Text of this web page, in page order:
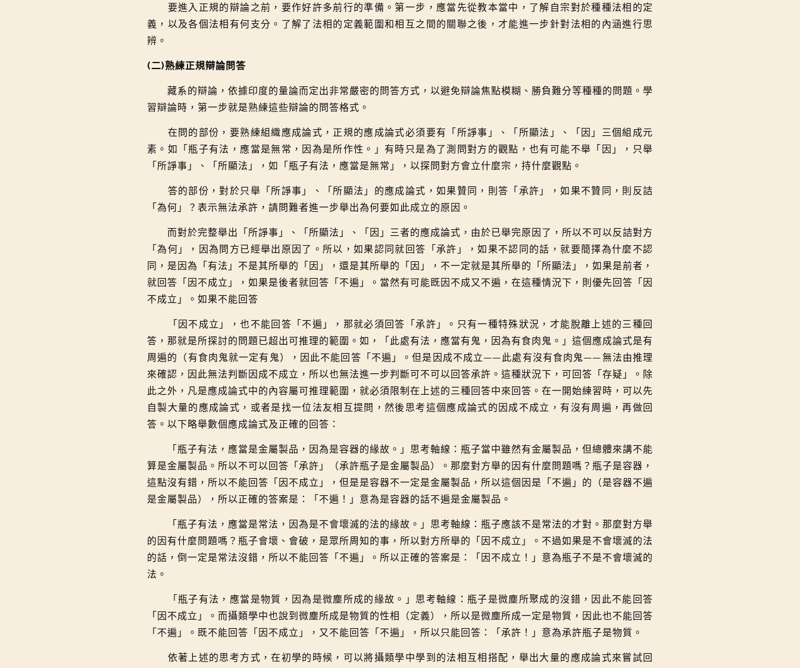
要進入正規的辯論之前，要作好許多前行的準備。第一步，應當先從教本當中，了解自宗對於種種法相的定
義，以及各個法相有何支分。了解了法相的定義範圍和相互之間的關聯之後，才能進一步針對法相的內涵進行思
辨。
(二)熟練正規辯論問答
藏系的辯論，依據印度的量論而定出非常嚴密的問答方式，以避免辯論焦點模糊、勝負難分等種種的問題。學
習辯論時，第一步就是熟練這些辯論的問答格式。
在問的部份，要熟練組織應成論式，正規的應成論式必須要有「所諍事」、「所顯法」、「因」三個組成元
素。如「瓶子有法，應當是無常，因為是所作性。」有時只是為了測問對方的觀點，也有可能不舉「因」，只舉
「所諍事」、「所顯法」，如「瓶子有法，應當是無常」，以探問對方會立什麼宗，持什麼觀點。
答的部份，對於只舉「所諍事」、「所顯法」的應成論式，如果贊同，則答「承許」，如果不贊同，則反詰
「為何」？表示無法承許，請問難者進一步舉出為何要如此成立的原因。
而對於完整舉出「所諍事」、「所顯法」、「因」三者的應成論式，由於已舉完原因了，所以不可以反詰對方
「為何」，因為問方已經舉出原因了。所以，如果認同就回答「承許」，如果不認同的話，就要簡擇為什麼不認
同，是因為「有法」不是其所舉的「因」，還是其所舉的「因」，不一定就是其所舉的「所顯法」，如果是前者，
就回答「因不成立」，如果是後者就回答「不遍」。當然有可能既因不成又不遍，在這種情況下，則優先回答「因
不成立」。如果不能回答
「因不成立」，也不能回答「不遍」，那就必須回答「承許」。只有一種特殊狀況，才能脫離上述的三種回
答，那就是所探討的問題已超出可推理的範圍。如，「此處有法，應當有鬼，因為有食肉鬼。」這個應成論式是有
周遍的（有食肉鬼就一定有鬼），因此不能回答「不遍」。但是因成不成立—— 此處有沒有食肉鬼——無法由推理
來確認，因此無法判斷因成不成立，所以也無法進一步判斷可不可以回答承許。這種狀況下，可回答「存疑」。除
此之外，凡是應成論式中的內容屬可推理範圍，就必須限制在上述的三種回答中來回答。在一開始練習時，可以先
自製大量的應成論式，或者是找一位法友相互提問，然後思考這個應成論式的因成不成立，有沒有周遍，再做回
答。以下略舉數個應成論式及正確的回答：
「瓶子有法，應當是金屬製品，因為是容器的緣故。」思考軸線：瓶子當中雖然有金屬製品，但總體來講不能
算是金屬製品。所以不可以回答「承許」（承許瓶子是金屬製品）。那麼對方舉的因有什麼問題嗎？瓶子是容器，
這點沒有錯，所以不能回答「因不成立」，但是是容器不一定是金屬製品，所以這個因是「不遍」的（是容器不遍
是金屬製品），所以正確的答案是：「不遍！」意為是容器的話不遍是金屬製品。
「瓶子有法，應當是常法，因為是不會壞滅的法的緣故。」思考軸線：瓶子應該不是常法的才對。那麼對方舉
的因有什麼問題嗎？瓶子會壞、會破，是眾所周知的事，所以對方所舉的「因不成立」。不過如果是不會壞滅的法
的話，倒一定是常法沒錯，所以不能回答「不遍」。所以正確的答案是：「因不成立！」意為瓶子不是不會壞滅的
法。
「瓶子有法，應當是物質，因為是微塵所成的緣故。」思考軸線：瓶子是微塵所聚成的沒錯，因此不能回答
「因不成立」。而攝類學中也說到微塵所成是物質的性相（定義），所以是微塵所成一定是物質，因此也不能回答
「不遍」。既不能回答「因不成立」，又不能回答「不遍」，所以只能回答：「承許！」意為承許瓶子是物質。
依著上述的思考方式，在初學的時候，可以將攝類學中學到的法相互相搭配，舉出大量的應成論式來嘗試回